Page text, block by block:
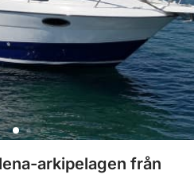
arkipelagen från